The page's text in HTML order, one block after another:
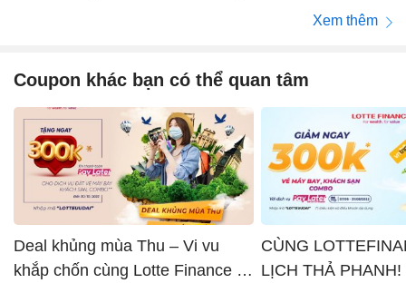
Xem thêm
Coupon khác bạn có thể quan tâm
Deal khủng mùa Thu – Vi vu
khắp chốn cùng Lotte Finance x
CÙNG
LỊCH THẢ PHANH!